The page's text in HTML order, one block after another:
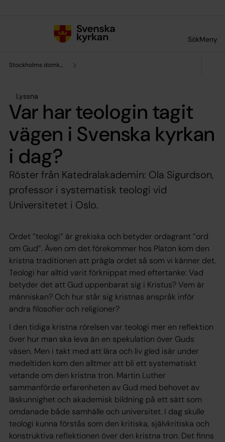
SökMeny
Stockholms domkyrkoförsamling
Lyssna
Var har teologin tagit
vägen i Svenska kyrkan
i dag?
Röster från Katedralakademin: Ola Sigurdson,
professor i systematisk teologi vid
Universitetet i Oslo.
Ordet ”teologi” är grekiska och betyder ordagrant ”ord
om Gud”. Även om det förekommer hos Platon kom den
kristna traditionen att prägla ordet så som vi känner det.
Teologi har alltid varit förknippat med eftertanke: Vad
betyder det att Gud uppenbarat sig i Kristus? Vem är
människan? Och hur står sig kristnas anspråk inför
andra filosofier och religioner?
I den tidiga kristna rörelsen var teologi mer en reflektion
över hur man ska leva än en spekulation över Guds
väsen. Men i takt med att lära och liv gled isär under
medeltiden kom den alltmer att bli ett systematiskt
vetande om den kristna tron. Martin Luther
sammanförde erfarenheten av Gud med behovet av
läskunnighet och akademisk bildning på ett sätt som
omdanade både samhälle och universitet. I dag skulle
teologi kunna förstås som den kritiska, självkritiska och
konstruktiva reflektionen över den kristna tron. Det finns